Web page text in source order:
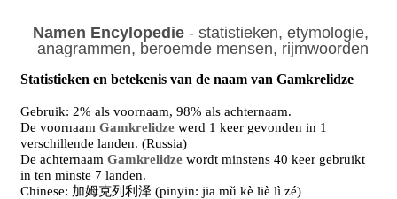
Namen Encylopedie- statistieken, etymologie,
anagrammen, beroemde mensen, rijmwoorden
Statistieken en betekenis van de naam van Gamkrelidze
Gebruik: 2% als voornaam, 98% als achternaam.
De voornaamGamkrelidze werd 1 keer gevonden in 1
verschillende landen. (Russia)
De achternaamGamkrelidze wordt minstens 40 keer gebruikt
in ten minste 7 landen.
Chinese: 加姆克列利泽 (pinyin: jiā mǔ kè liè lì zé)